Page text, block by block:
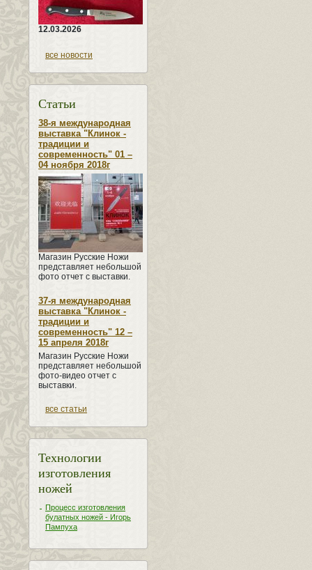
12.03.2026
все новости
Статьи
38-я международная
выставка "Клинок -
традиции и
современность" 01 –
04 ноября 2018г
Магазин Русские Ножи
представляет небольшой
фото отчет с выставки.
37-я международная
выставка "Клинок -
традиции и
современность" 12 –
15 апреля 2018г
Магазин Русские Ножи
представляет небольшой
фото-видео отчет с
выставки.
все статьи
Технологии
изготовления
ножей
Процесс изготовления
булатных ножей - Игорь
Пампуха